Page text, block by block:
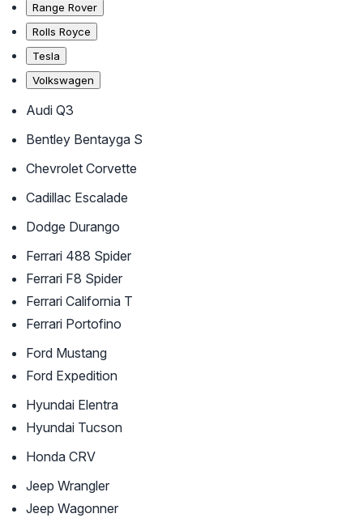
Range Rover
Rolls Royce
Tesla
Volkswagen
Audi Q3
Bentley Bentayga S
Chevrolet Corvette
Cadillac Escalade
Dodge Durango
Ferrari 488 Spider
Ferrari F8 Spider
Ferrari California T
Ferrari Portofino
Ford Mustang
Ford Expedition
Hyundai Elentra
Hyundai Tucson
Honda CRV
Jeep Wrangler
Jeep Wagonner